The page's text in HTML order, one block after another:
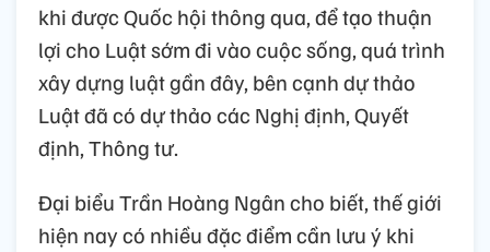
khi được Quốc hội thông qua, để tạo thuận
lợi cho Luật sớm đi vào cuộc sống, quá trình
xây dựng luật gần đây, bên cạnh dự thảo
Luật đã có dự thảo các Nghị định, Quyết
định, Thông tư.
Đại biểu Trần Hoàng Ngân cho biết, thế giới
hiện nay có nhiều đặc điểm cần lưu ý khi